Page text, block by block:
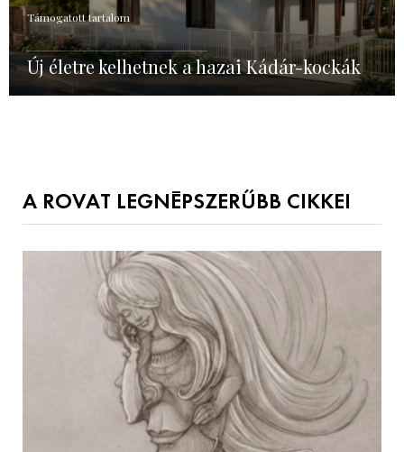
Támogatott tartalom
Új életre kelhetnek a hazai Kádár-kockák
A ROVAT LEGNÉPSZERŰBB CIKKEI